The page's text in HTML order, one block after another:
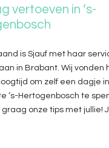
vertoeven in ‘s-
is Sjauf met haar
in Brabant. Wij vonden
om zelf een dagje
‘s-Hertogenbosch te
onze tips met jullie!